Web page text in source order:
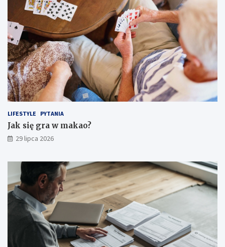
LIFESTYLE PYTANIA
Jak się gra w makao?
29 lipca 2026